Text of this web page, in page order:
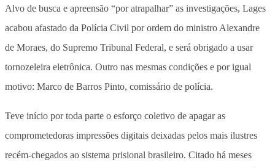
Alvo de busca e apreensão “por atrapalhar” as investigações, Lages
acabou afastado da Polícia Civil por ordem do ministro Alexandre
de Moraes, do Supremo Tribunal Federal, e será obrigado a usar
tornozeleira eletrônica. Outro nas mesmas condições e por igual
motivo: Marco de Barros Pinto, comissário de polícia.
Teve início por toda parte o esforço coletivo de apagar as
comprometedoras impressões digitais deixadas pelos mais ilustres
recém-chegados ao sistema prisional brasileiro. Citado há meses